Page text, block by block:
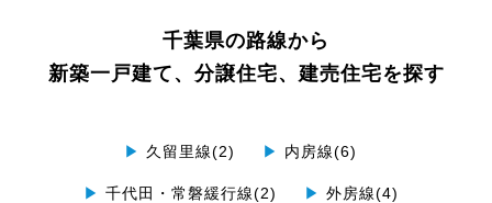
千葉県の路線から
新築一戸建て、分譲住宅、建売住宅を探す
▶ 久留里線(2) ▶ 内房線(6)
▶ 千代田・常磐緩行線(2) ▶ 外房線(4)